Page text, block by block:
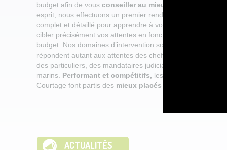
budget afin de vous conseiller au mieux.
esprit, nous effectuons un premier rendez-vous d’audit
complet et détaillé pour apprendre à vous connaître et
cibler précisément vos attentes en fonction de votre
budget. Nos domaines d’intervention sont vastes et
répondent autant aux attentes des chefs d’entreprises,
des particuliers, des mandataires judiciaires et des
marins. Performant et compétitifs, les services Active
Courtage font partis des mieux placés sur le marché
ACTUALITÉS